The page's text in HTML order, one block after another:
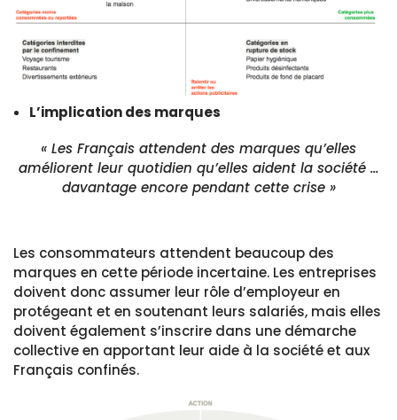
L’implication des marques
« Les Français attendent des marques qu’elles
améliorent leur quotidien qu’elles aident la société …
davantage encore pendant cette crise »
Les consommateurs attendent beaucoup des
marques en cette période incertaine. Les entreprises
doivent donc assumer leur rôle d’employeur en
protégeant et en soutenant leurs salariés, mais elles
doivent également s’inscrire dans une démarche
collective en apportant leur aide à la société et aux
Français confinés.